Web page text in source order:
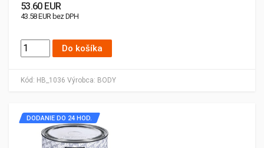
Kód: HB_1036 Výrobca: BODY
53.60 EUR
43.58 EUR bez DPH
Do košíka
DODANIE DO 24 HOD.